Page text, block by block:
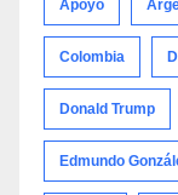
Apoyo
Colombia
Donald Trump
Edmundo